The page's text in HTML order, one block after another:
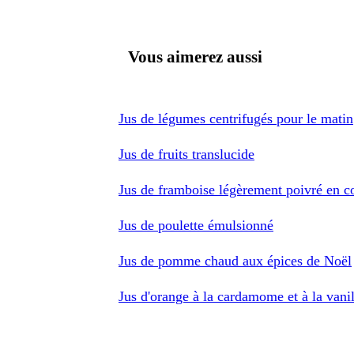
Vous aimerez aussi
Jus de légumes centrifugés pour le matin
Jus de fruits translucide
Jus de framboise légèrement poivré en
Jus de poulette émulsionné
Jus de pomme chaud aux épices de Noël
Jus d'orange à la cardamome et à la